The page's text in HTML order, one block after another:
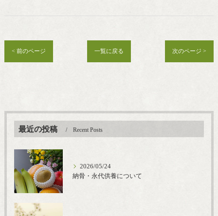
< 前のページ 一覧に戻る 次のページ >
最近の投稿 Recent Posts
2026/05/24
納骨・永代供養について